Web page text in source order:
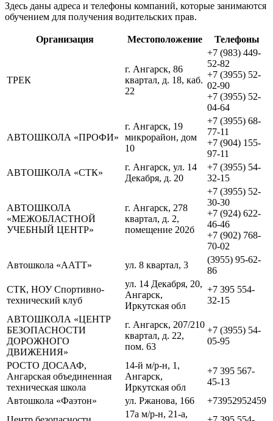
Здесь даны адреса и телефоны компаний, которые занимаются
обучением для получения водительских прав.
Организация Местоположение Телефоны
ТРЕК
г. Ангарск, 86
квартал, д. 18, каб.
22
+7 (983) 449-
52-82
+7 (3955) 52-
02-90
+7 (3955) 52-
04-64
АВТОШКОЛА «ПРОФИ»
г. Ангарск, 19
микрорайон, дом
10
+7 (3955) 68-
77-11
+7 (904) 155-
97-11
АВТОШКОЛА «СТК»
г. Ангарск, ул. 14
Декабря, д. 20
+7 (3955) 54-
32-15
АВТОШКОЛА
«МЕЖОБЛАСТНОЙ
УЧЕБНЫЙ ЦЕНТР»
г. Ангарск, 278
квартал, д. 2,
помещение 202б
+7 (3955) 52-
30-30
+7 (924) 622-
46-46
+7 (902) 768-
70-02
Автошкола «ААТТ»
ул. 8 квартал, 3
(3955) 95-62-
86
СТК, НОУ Спортивно-
технический клуб
ул. 14 Декабря, 20,
Ангарск,
Иркутская обл
+7 395 554-
32-15
АВТОШКОЛА «ЦЕНТР
БЕЗОПАСНОСТИ
ДОРОЖНОГО
ДВИЖЕНИЯ»
г. Ангарск, 207/210
квартал, д. 22,
пом. 63
+7 (3955) 54-
05-95
РОСТО ДОСААФ,
Ангарская объединенная
техническая школа
14-й м/р-н, 1,
Ангарск,
Иркутская обл
+7 395 567-
45-13
Автошкола «Фаэтон»
ул. Ржанова, 166
+73952952459
17а м/р-н, 21-а,